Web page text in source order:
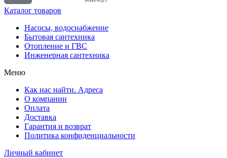
Каталог товаров
Насосы, водоснабжение
Бытовая сантехника
Отопление и ГВС
Инженерная сантехника
Меню
Как нас найти. Адреса
О компании
Оплата
Доставка
Гарантия и возврат
Политика конфиденциальности
Личный кабинет